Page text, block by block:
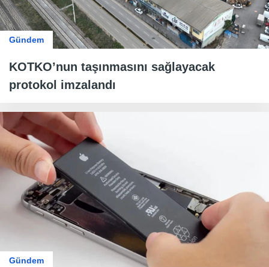
Gündem
KOTKO’nun taşınmasını sağlayacak
protokol imzalandı
Gündem